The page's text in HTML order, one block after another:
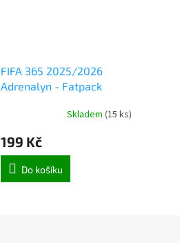
FIFA 365 2025/2026
Adrenalyn - Fatpack
Skladem(15 ks)
199 Kč
Do košíku